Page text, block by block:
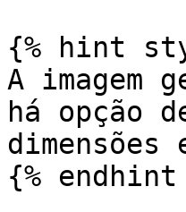
{% hint
A imagem
há opção
{% endhint